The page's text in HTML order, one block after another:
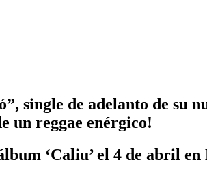
single de adelanto de su
un reggae enérgico!
‘Caliu’ el 4 de abril